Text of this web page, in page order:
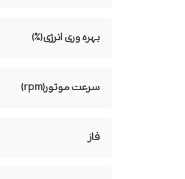
بهره وری انرژی(%)
سرعت موتور(rpm)
فاز